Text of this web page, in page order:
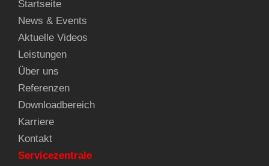
Startseite
News & Events
Aktuelle Videos
Leistungen
Über uns
Referenzen
Downloadbereich
Karriere
Kontakt
Servicezentrale